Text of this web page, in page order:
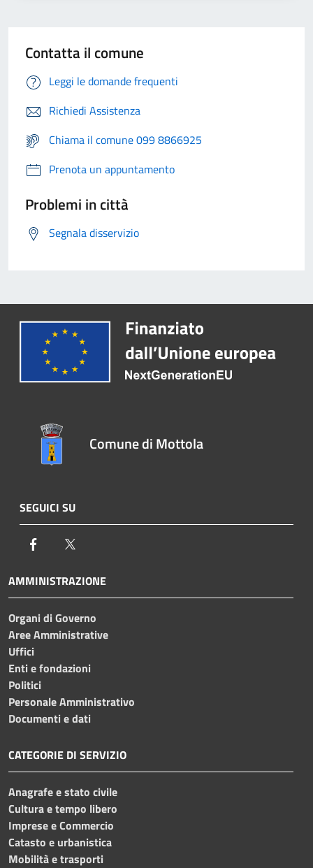
Contatta il comune
Leggi le domande frequenti
Richiedi Assistenza
Chiama il comune 099 8866925
Prenota un appuntamento
Problemi in città
Segnala disservizio
Comune di Mottola
SEGUICI SU
Facebook
AMMINISTRAZIONE
Organi di Governo
Aree Amministrative
Uffici
Enti e fondazioni
Politici
Personale Amministrativo
Documenti e dati
CATEGORIE DI SERVIZIO
Anagrafe e stato civile
Cultura e tempo libero
Imprese e Commercio
Catasto e urbanistica
Mobilità e trasporti